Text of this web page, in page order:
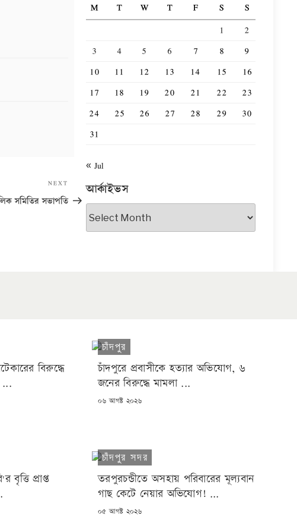
Post
NEXT
সমিতির সভাপতি
M
T W T F S
S
1
2
3
4 5 6 7 8
9
10
11 12 13 14 15
16
17
18 19 20 21 22
23
24
25 26 27 28 29
30
31
« Jul
আর্কাইভস
আর্কাইভস
বিরুদ্ধে
...
চাঁদপুর
চাঁদপুরে প্রবাসীকে হত্যার অভিযোগ, ৬
জনের বিরুদ্ধে মামলা ...
POSTED
০৬ আগষ্ট ২০২৬
বৃত্তি প্রাপ্ত
চাঁদপুর সদর
তরপুরচন্ডীতে অসহায় পরিবারের মূল্যবান
গাছ কেটে নেয়ার অভিযোগ! ...
POSTED
০৫ আগষ্ট ২০২৬